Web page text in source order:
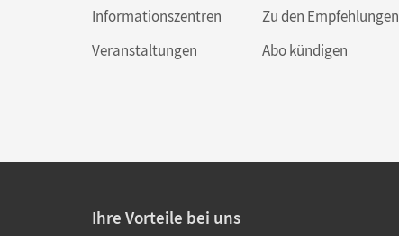
Informationszentren
Veranstaltungen
Zu den Empfehlungen
Abo kündigen
Ihre Vorteile bei uns